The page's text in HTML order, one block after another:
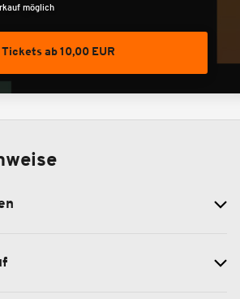
möglich
Tickets ab 10,00 EUR